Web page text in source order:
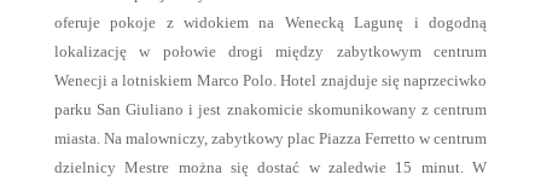
oferuje pokoje z widokiem na Wenecką Lagunę i dogodną
lokalizację w połowie drogi między zabytkowym centrum
Wenecji a lotniskiem Marco Polo. Hotel znajduje się naprzeciwko
parku San Giuliano i jest znakomicie skomunikowany z centrum
miasta. Na malowniczy, zabytkowy plac Piazza Ferretto w centrum
dzielnicy Mestre można się dostać w zaledwie 15 minut. W